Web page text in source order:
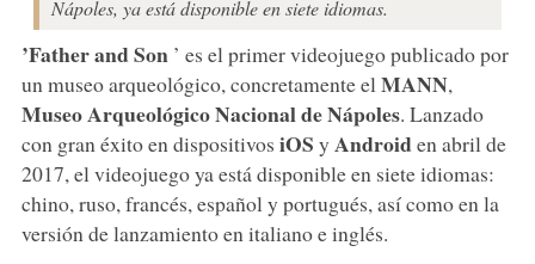
Nápoles, ya está disponible en siete idiomas.
’Father and Son ’ es el primer videojuego publicado por
un museo arqueológico, concretamente el MANN,
Museo Arqueológico Nacional de Nápoles. Lanzado
con gran éxito en dispositivos iOS y Androiden abril de
2017, el videojuego ya está disponible en siete idiomas:
chino, ruso, francés, español y portugués, así como en la
versión de lanzamiento en italiano e inglés.